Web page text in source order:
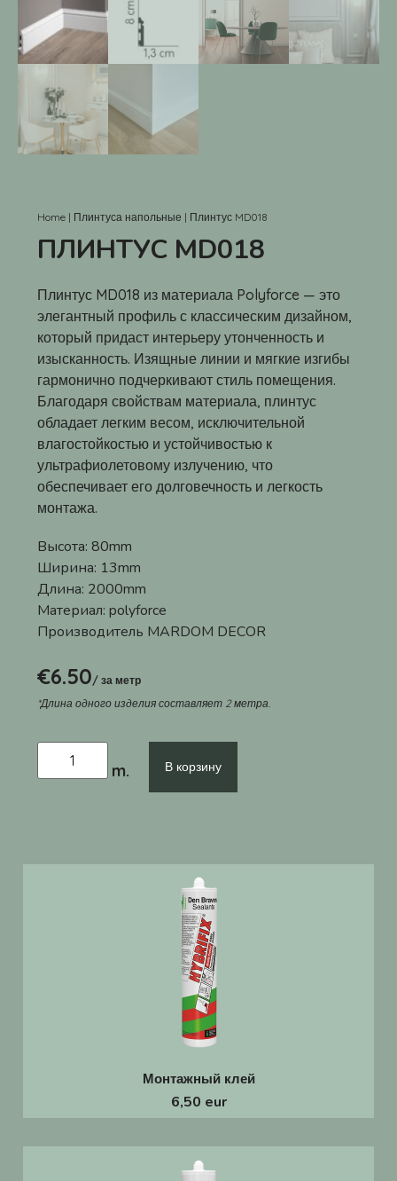
Home | Плинтуса напольные | Плинтус MD018
ПЛИНТУС MD018
Плинтус MD018 из материала Polyforce — это
элегантный профиль с классическим дизайном,
который придаст интерьеру утонченность и
изысканность. Изящные линии и мягкие изгибы
гармонично подчеркивают стиль помещения.
Благодаря свойствам материала, плинтус
обладает легким весом, исключительной
влагостойкостью и устойчивостью к
ультрафиолетовому излучению, что
обеспечивает его долговечность и легкость
монтажа.
Высота: 80mm
Ширина: 13mm
Длина: 2000mm
Материал: polyforce
Производитель MARDOM DECOR
€6.50/ за метр
*Длина одного изделия составляет 2 метра.
В корзину
Монтажный клей
6,50 eur